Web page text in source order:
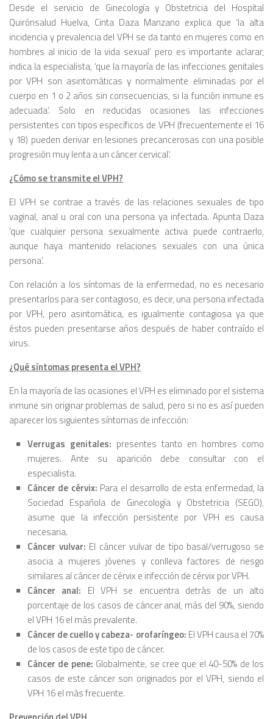
Desde el servicio de Ginecología y Obstetricia del Hospital
Quirónsalud Huelva, Cinta Daza Manzano explica que ‘la alta
incidencia y prevalencia del VPH se da tanto en mujeres como en
hombres al inicio de la vida sexual’ pero es importante aclarar,
indica la especialista, ‘que la mayoría de las infecciones genitales
por VPH son asintomáticas y normalmente eliminadas por el
cuerpo en 1 o 2 años sin consecuencias, si la función inmune es
adecuada’. Solo en reducidas ocasiones las infecciones
persistentes con tipos específicos de VPH (frecuentemente el 16
y 18) pueden derivar en lesiones precancerosas con una posible
progresión muy lenta a un cáncer cervical’.
¿Cómo se transmite el VPH?
El VPH se contrae a través de las relaciones sexuales de tipo
vaginal, anal u oral con una persona ya infectada. Apunta Daza
‘que cualquier persona sexualmente activa puede contraerlo,
aunque haya mantenido relaciones sexuales con una única
persona’.
Con relación a los síntomas de la enfermedad, no es necesario
presentarlos para ser contagioso, es decir, una persona infectada
por VPH, pero asintomática, es igualmente contagiosa ya que
éstos pueden presentarse años después de haber contraído el
virus.
¿Qué síntomas presenta el VPH?
En la mayoría de las ocasiones el VPH es eliminado por el sistema
inmune sin originar problemas de salud, pero si no es así pueden
aparecer los siguientes síntomas de infección:
Verrugas genitales: presentes tanto en hombres como
mujeres. Ante su aparición debe consultar con el
especialista.
Cáncer de cérvix: Para el desarrollo de esta enfermedad, la
Sociedad Española de Ginecología y Obstetricia (SEGO),
asume que la infección persistente por VPH es causa
necesaria.
Cáncer vulvar: El cáncer vulvar de tipo basal/verrugoso se
asocia a mujeres jóvenes y conlleva factores de riesgo
similares al cáncer de cérvix e infección de cérvix por VPH.
Cáncer anal: El VPH se encuentra detrás de un alto
porcentaje de los casos de cáncer anal, más del 90%, siendo
el VPH 16 el más prevalente.
Cáncer de cuello y cabeza- orofaríngeo: El VPH causa el 70%
de los casos de este tipo de cáncer.
Cáncer de pene: Globalmente, se cree que el 40-50% de los
casos de este cáncer son originados por el VPH, siendo el
VPH 16 el más frecuente.